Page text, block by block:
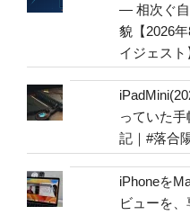
— 相次ぐ自
貌【2026
イジェスト
っていた
記｜#落合
iPhoneを
ビューを